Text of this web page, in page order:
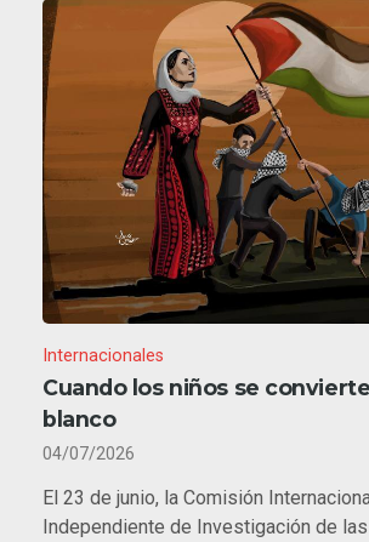
Internacionales
Cuando los niños se
blanco
04/07/2026
El 23 de junio, la Comisión
Independiente de Investigación de